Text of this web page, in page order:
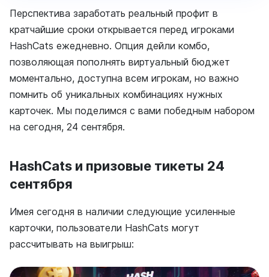
Перспектива заработать реальный профит в
кратчайшие сроки открывается перед игроками
HashCats ежедневно. Опция дейли комбо,
позволяющая пополнять виртуальный бюджет
моментально, доступна всем игрокам, но важно
помнить об уникальных комбинациях нужных
карточек. Мы поделимся с вами победным набором
на сегодня, 24 сентября.
HashCats и призовые тикеты 24
сентября
Имея сегодня в наличии следующие усиленные
карточки, пользователи HashCats могут
рассчитывать на выигрыш: